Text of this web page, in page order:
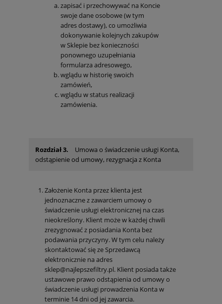
zapisać i przechowywać na Koncie
swoje dane osobowe (w tym
adres dostawy), co umożliwia
dokonywanie kolejnych zakupów
w Sklepie bez konieczności
ponownego uzupełniania
formularza adresowego,
wglądu w historię swoich
zamówień,
wglądu w status realizacji
zamówienia.
Rozdział 3.
Umowa o świadczenie usługi Konta,
odstąpienie od umowy, rezygnacja z Konta
Założenie Konta przez klienta jest
jednoznaczne z zawarciem umowy o
świadczenie usługi elektronicznej na czas
nieokreślony. Klient może w każdej chwili
zrezygnować z posiadania Konta bez
podawania przyczyny. W tym celu należy
skontaktować się ze Sprzedawcą
elektronicznie na adres
sklep@najlepszefiltry.pl. Klient posiada także
ustawowe prawo odstąpienia od umowy o
świadczenie usługi prowadzenia Konta w
terminie 14 dni od jej zawarcia.